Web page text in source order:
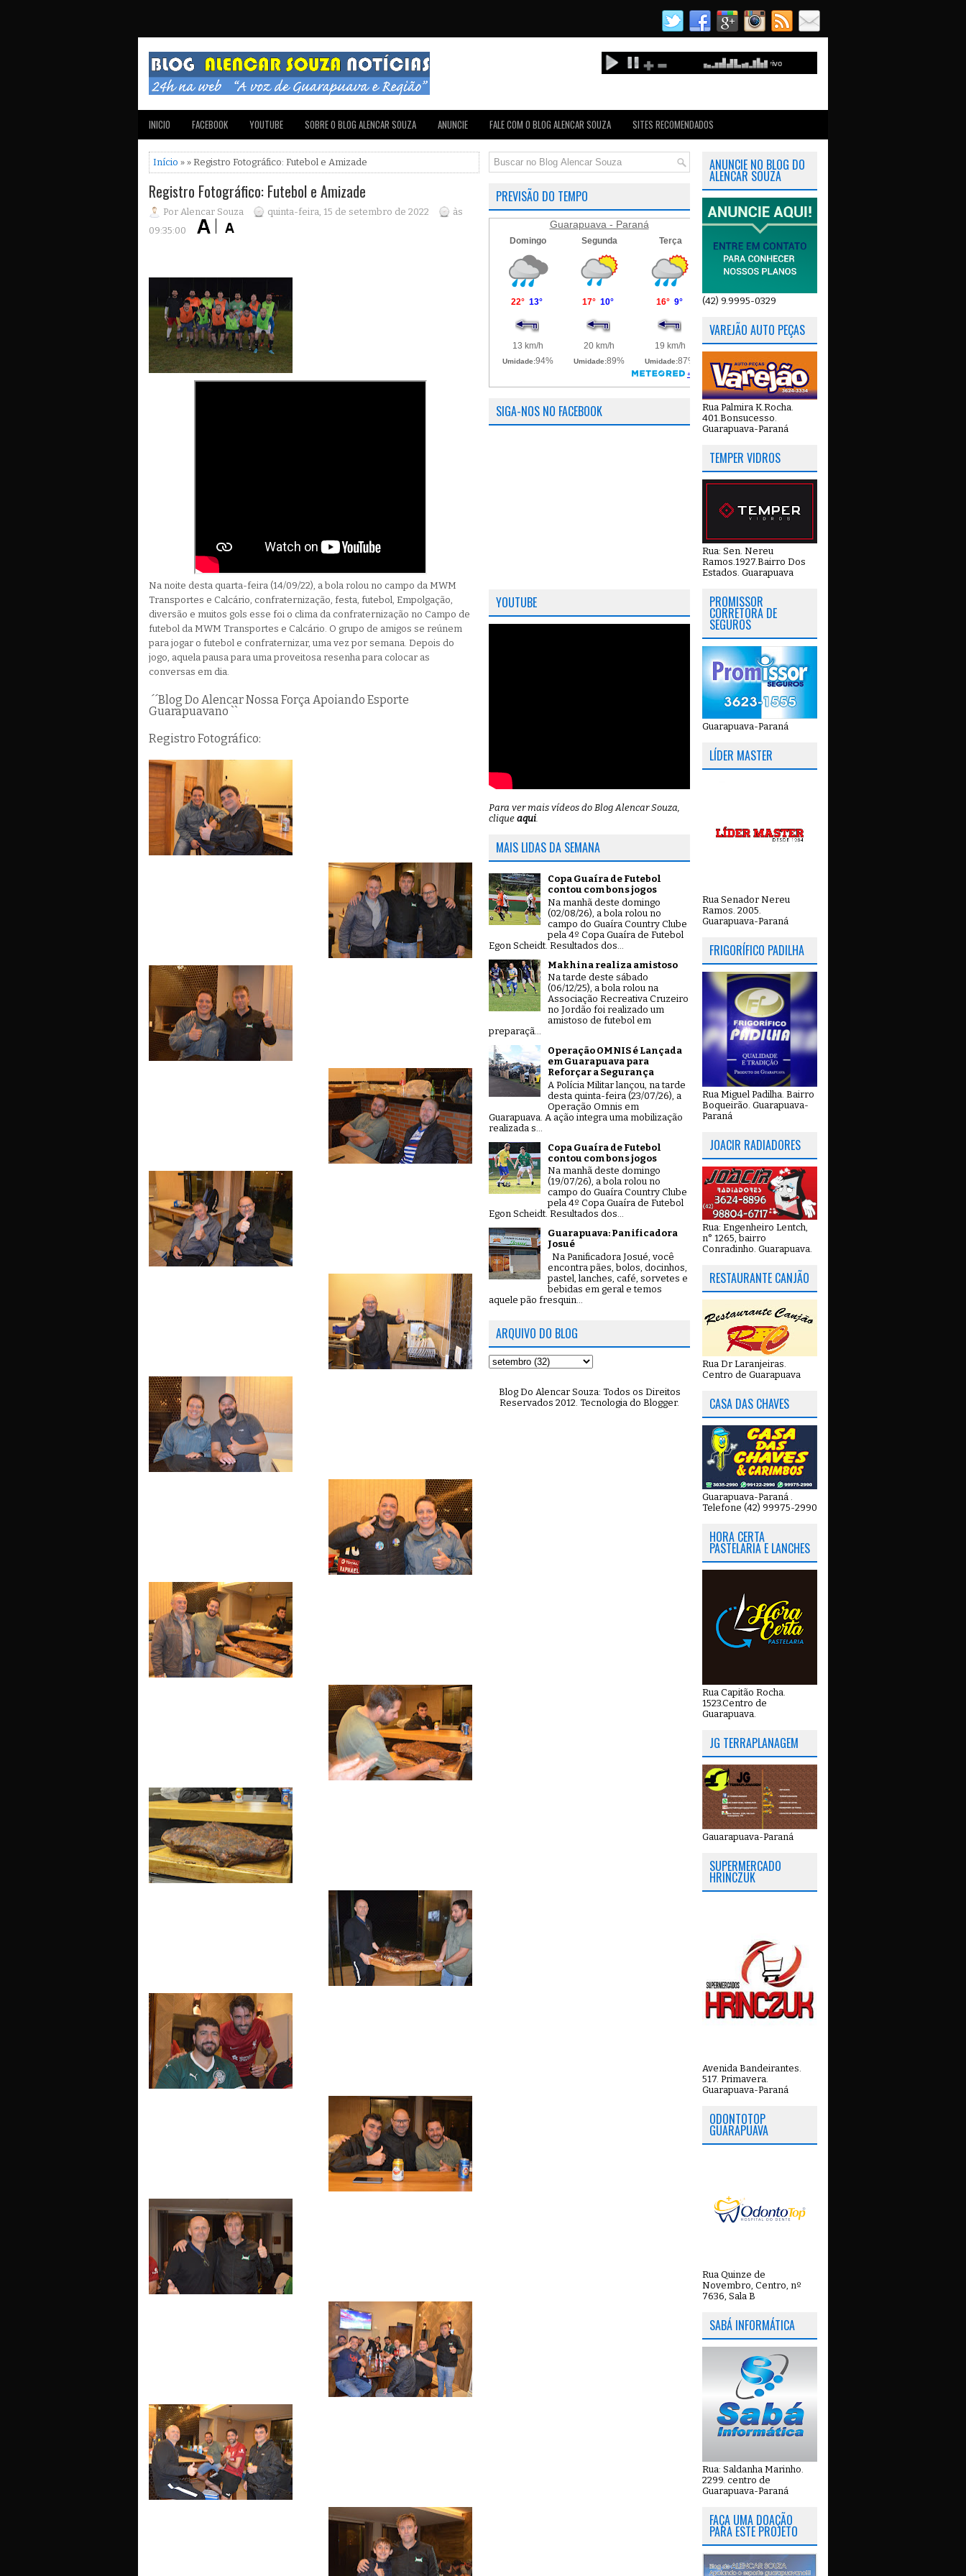
INICIO FACEBOOK YOUTUBE SOBRE O BLOG ALENCAR SOUZA ANUNCIE FALE COM O BLOG ALENCAR SOUZA SITES RECOMENDADOS
Início » » Registro Fotográfico: Futebol e Amizade
Registro Fotográfico: Futebol e Amizade
Por Alencar Souza quinta-feira, 15 de setembro de 2022
às
09:35:00
Na noite desta quarta-feira (14/09/22), a bola rolou no campo da MWM
Transportes e Calcário, confraternização, festa, futebol, Empolgação,
diversão e muitos gols esse foi o clima da confraternização no Campo de
futebol da MWM Transportes e Calcário. O grupo de amigos se reúnem
para jogar o futebol e confraternizar, uma vez por semana. Depois do
jogo, aquela pausa para uma proveitosa resenha para colocar as
conversas em dia.
´´Blog Do Alencar Nossa Força Apoiando Esporte
Guarapuavano ``
Registro Fotográfico:
PREVISÃO DO TEMPO
Guarapuava - Paraná
SIGA-NOS NO FACEBOOK
YOUTUBE
Para ver mais vídeos do Blog Alencar Souza,
clique aqui.
MAIS LIDAS DA SEMANA
Copa Guaíra de Futebol
contou com bons jogos
Na manhã deste domingo
(02/08/26), a bola rolou no
campo do Guaíra Country Clube
pela 4º Copa Guaíra de Futebol
Egon Scheidt. Resultados dos...
Makhina realiza amistoso
Na tarde deste sábado
(06/12/25), a bola rolou na
Associação Recreativa Cruzeiro
no Jordão foi realizado um
amistoso de futebol em
preparaçã...
Operação OMNIS é Lançada
em Guarapuava para
Reforçar a Segurança
A Polícia Militar lançou, na tarde
desta quinta-feira (23/07/26), a
Operação Omnis em
Guarapuava. A ação integra uma mobilização
realizada s...
Copa Guaíra de Futebol
contou com bons jogos
Na manhã deste domingo
(19/07/26), a bola rolou no
campo do Guaíra Country Clube
pela 4º Copa Guaíra de Futebol
Egon Scheidt. Resultados dos...
Guarapuava: Panificadora
Josué
Na Panificadora Josué, você
encontra pães, bolos, docinhos,
pastel, lanches, café, sorvetes e
bebidas em geral e temos
aquele pão fresquin...
ARQUIVO DO BLOG
Blog Do Alencar Souza: Todos os Direitos
Reservados 2012. Tecnologia do Blogger.
ANUNCIE NO BLOG DO
ALENCAR SOUZA
(42) 9.9995-0329
VAREJÃO AUTO PEÇAS
Rua Palmira K.Rocha.
401.Bonsucesso.
Guarapuava-Paraná
TEMPER VIDROS
Rua: Sen. Nereu
Ramos.1927.Bairro Dos
Estados. Guarapuava
PROMISSOR
CORRETORA DE
SEGUROS
Guarapuava-Paraná
LÍDER MASTER
Rua Senador Nereu
Ramos. 2005.
Guarapuava-Paraná
FRIGORÍFICO PADILHA
Rua Miguel Padilha. Bairro
Boqueirão. Guarapuava-
Paraná
JOACIR RADIADORES
Rua: Engenheiro Lentch,
n° 1265, bairro
Conradinho. Guarapuava.
RESTAURANTE CANJÃO
Rua Dr Laranjeiras.
Centro de Guarapuava
CASA DAS CHAVES
Guarapuava-Paraná .
Telefone (42) 99975-2990
HORA CERTA
PASTELARIA E LANCHES
Rua Capitão Rocha.
1523.Centro de
Guarapuava.
JG TERRAPLANAGEM
Gauarapuava-Paraná
SUPERMERCADO
HRINCZUK
Avenida Bandeirantes.
517. Primavera.
Guarapuava-Paraná
ODONTOTOP
GUARAPUAVA
Rua Quinze de
Novembro, Centro, nº
7636, Sala B
SABÁ INFORMÁTICA
Rua: Saldanha Marinho.
2299. centro de
Guarapuava-Paraná
FAÇA UMA DOAÇÃO
PARA ESTE PROJETO